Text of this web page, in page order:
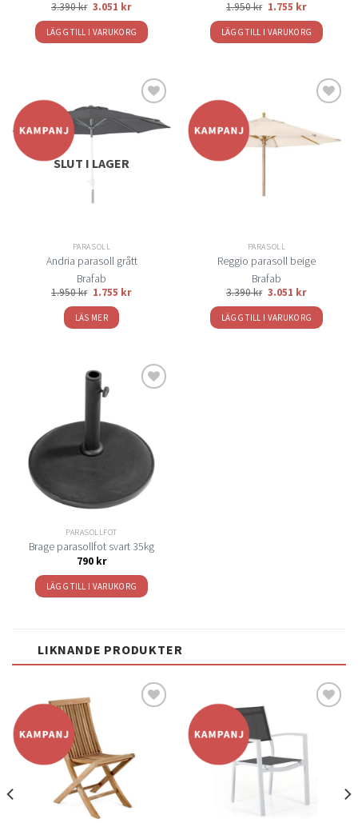
3.390kr 3.051 kr
LÄGG TILL I VARUKORG
1.950kr 1.755 kr
LÄGG TILL I VARUKORG
Lägg
SLUT I LAGER
PARASOLL
Andria parasoll grått
Brafab
1.950kr 1.755 kr
LÄS MER
till i
PARASOLL
Reggio parasoll beige
Brafab
3.390kr 3.051 kr
LÄGG TILL I VARUKORG
önskelistan
PARASOLLFOT
Brage parasollfot svart 35kg
790 kr
LÄGG TILL I VARUKORG
LIKNANDE PRODUKTER
önskelistan
önskelistan